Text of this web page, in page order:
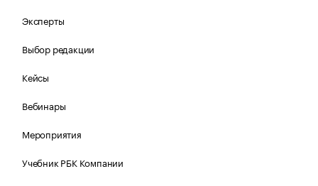
Эксперты
Выбор редакции
Кейсы
Вебинары
Мероприятия
Учебник РБК Компании